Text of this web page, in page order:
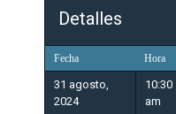
Detalles
Fecha Hora
31 agosto,
2024
10:30
am